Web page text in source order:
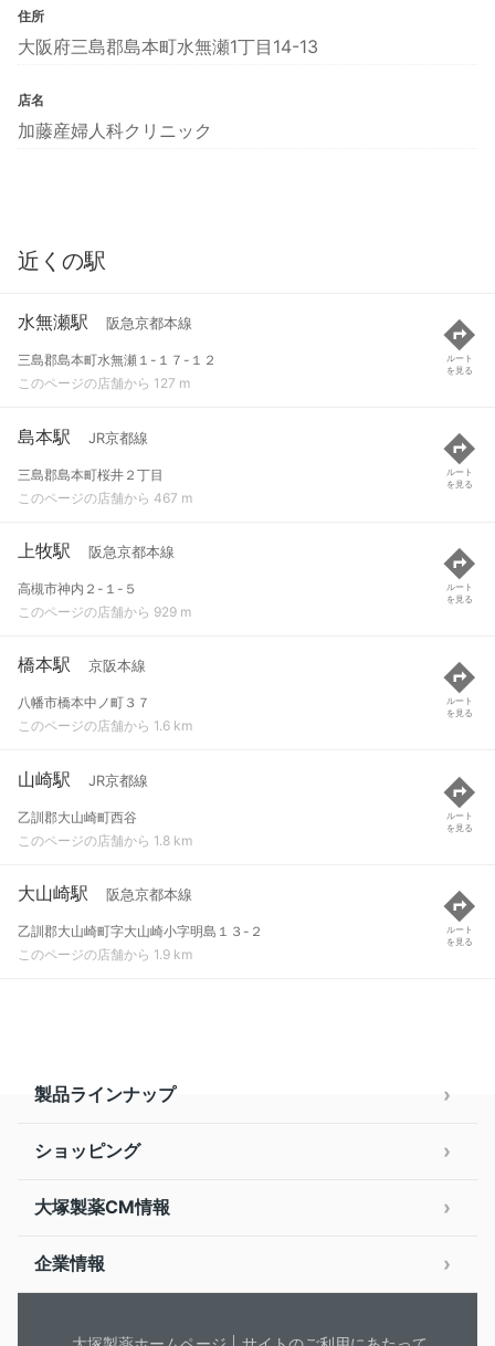
住所
大阪府三島郡島本町水無瀬1丁目14-13
店名
加藤産婦人科クリニック
近くの駅
水無瀬駅 阪急京都本線
三島郡島本町水無瀬１-１７-１２
このページの店舗から 127 m
ルート
を見る
島本駅 JR京都線
三島郡島本町桜井２丁目
このページの店舗から 467 m
ルート
を見る
上牧駅 阪急京都本線
高槻市神内２-１-５
このページの店舗から 929 m
ルート
を見る
橋本駅 京阪本線
八幡市橋本中ノ町３７
このページの店舗から 1.6 km
ルート
を見る
山崎駅 JR京都線
乙訓郡大山崎町西谷
このページの店舗から 1.8 km
ルート
を見る
大山崎駅 阪急京都本線
乙訓郡大山崎町字大山崎小字明島１３-２
このページの店舗から 1.9 km
ルート
を見る
製品ラインナップ
ショッピング
大塚製薬CM情報
企業情報